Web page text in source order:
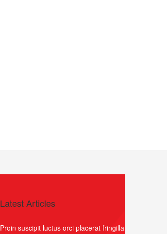
Latest Articles
Proin suscipit luctus orci placerat fringilla